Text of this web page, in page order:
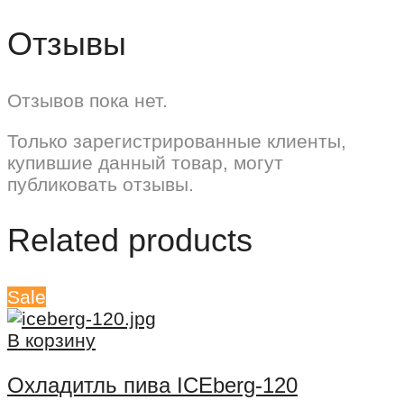
Отзывы
Отзывов пока нет.
Только зарегистрированные клиенты,
купившие данный товар, могут
публиковать отзывы.
Related products
Sale
В корзину
Охладитль пива ICEberg-120